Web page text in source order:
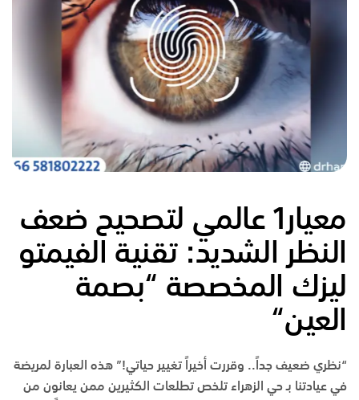
معيار1 عالمي لتصحيح ضعف
النظر الشديد: تقنية الفيمتو
ليزك المخصصة “بصمة
العين“
“نظري ضعيف جداً.. وقررت أخيراً تغيير حياتي!” هذه العبارة لمريضة
في عيادتنا بـحي الزهراء تلخص تطلعات الكثيرين ممن يعانون من